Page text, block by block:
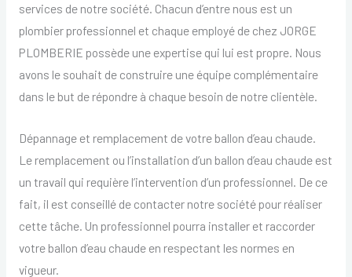
services de notre société. Chacun d’entre nous est un
plombier professionnel et chaque employé de chez JORGE
PLOMBERIE possède une expertise qui lui est propre. Nous
avons le souhait de construire une équipe complémentaire
dans le but de répondre à chaque besoin de notre clientèle.
Dépannage et remplacement de votre ballon d’eau chaude.
Le remplacement ou l’installation d’un ballon d’eau chaude est
un travail qui requière l’intervention d’un professionnel. De ce
fait, il est conseillé de contacter notre société pour réaliser
cette tâche. Un professionnel pourra installer et raccorder
votre ballon d’eau chaude en respectant les normes en
vigueur.